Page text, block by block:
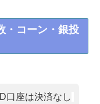
・コーン・銀投
口座は決済なし